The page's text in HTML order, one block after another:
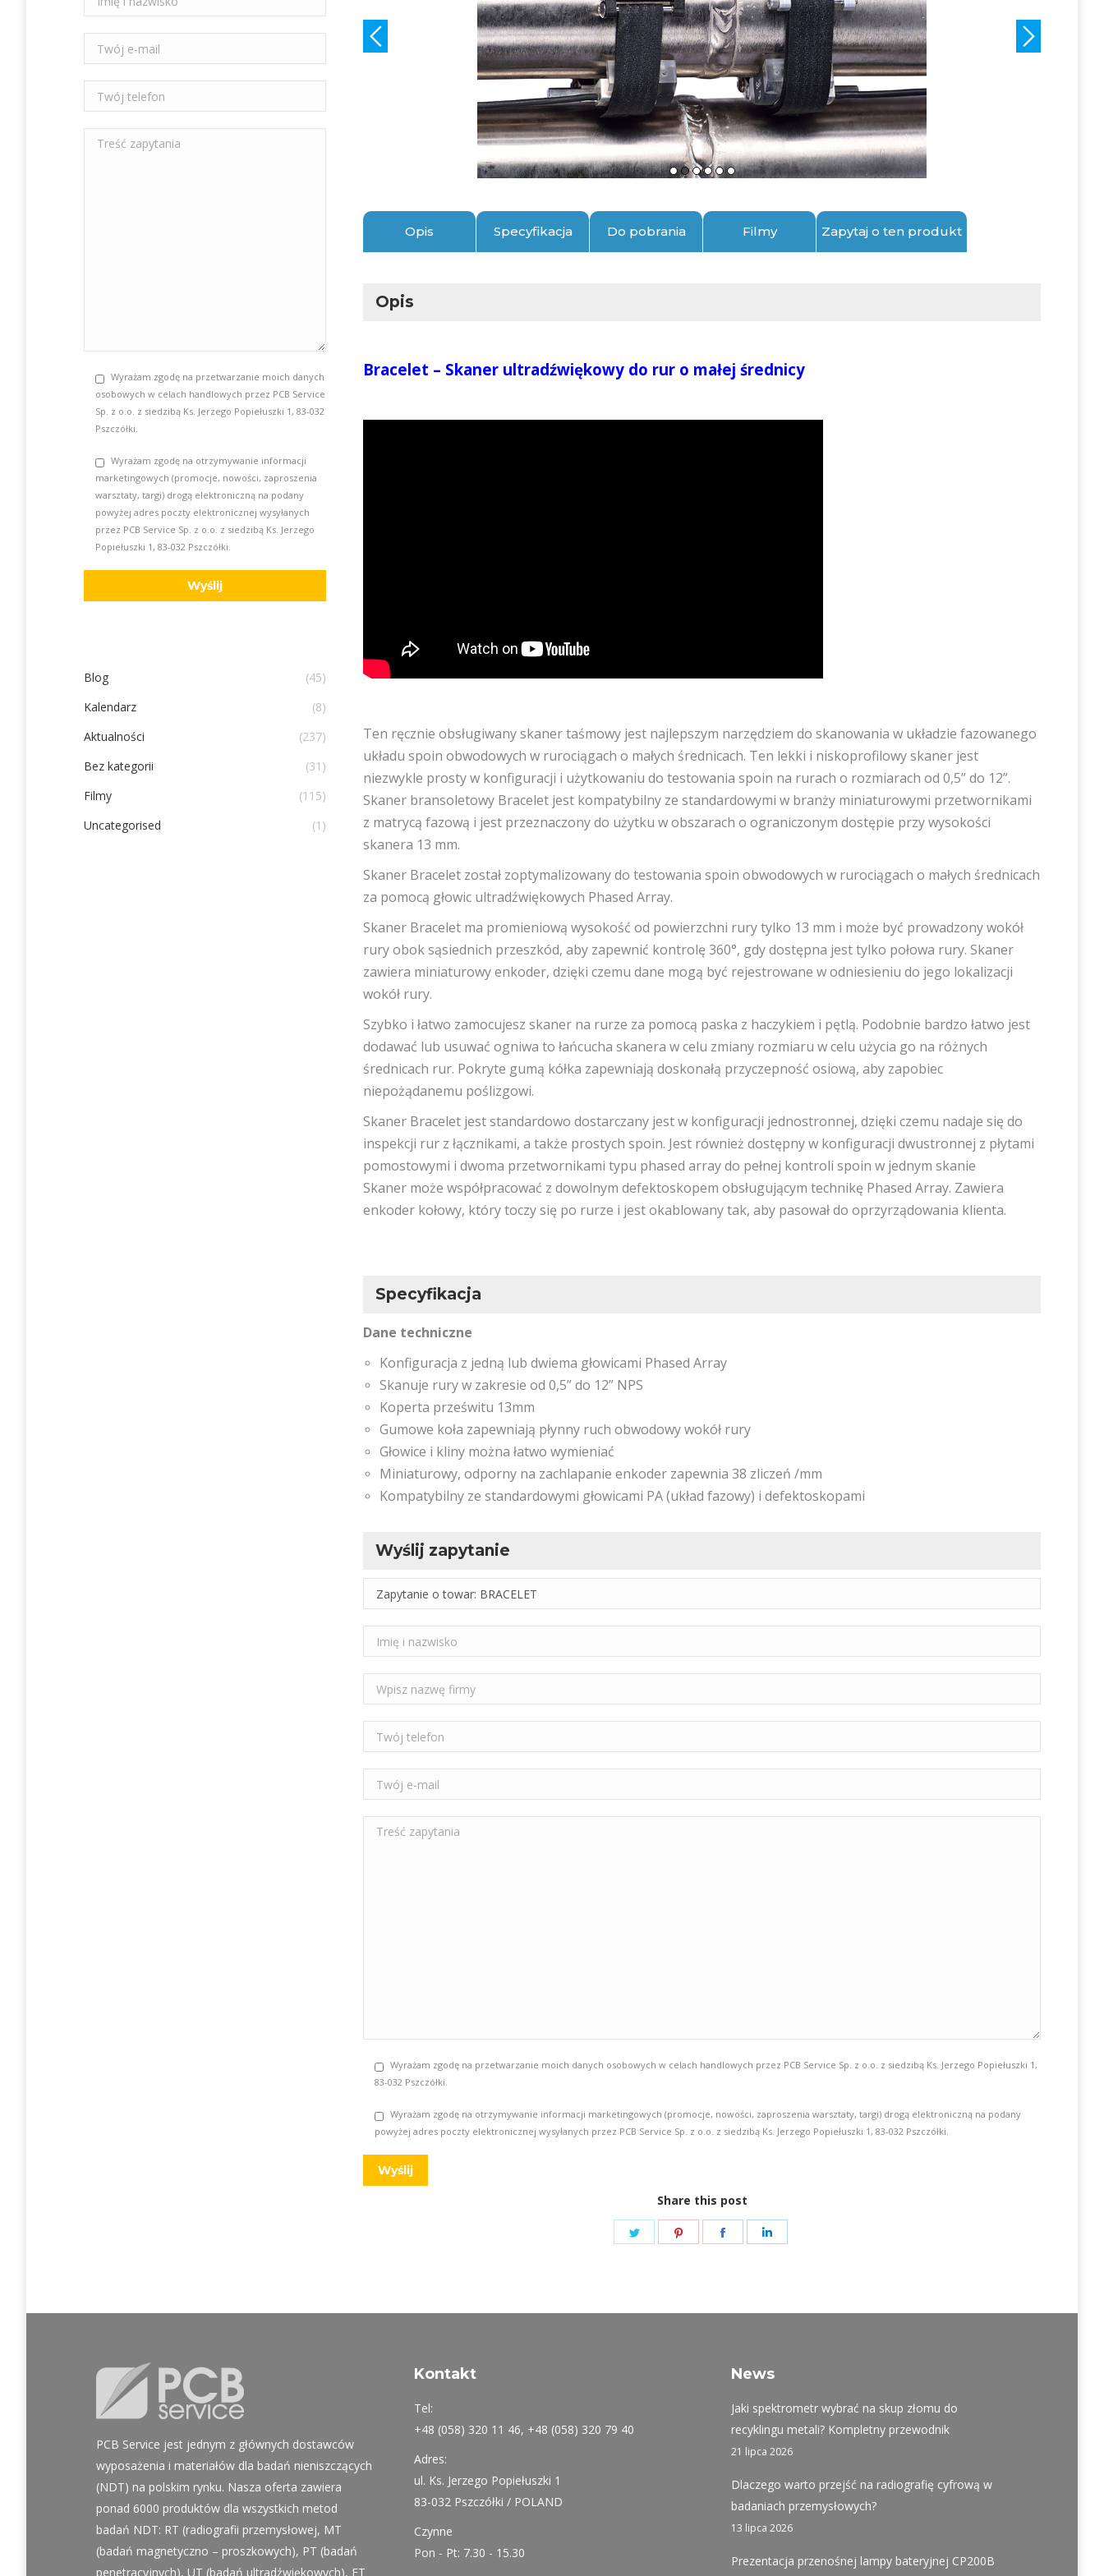
Opis Specyfikacja Do pobrania Filmy Zapytaj o ten produkt
Opis
Bracelet – Skaner ultradźwiękowy do rur o małej średnicy
Ten ręcznie obsługiwany skaner taśmowy jest najlepszym narzędziem do skanowania w układzie fazowanego
układu spoin obwodowych w rurociągach o małych średnicach. Ten lekki i niskoprofilowy skaner jest
niezwykle prosty w konfiguracji i użytkowaniu do testowania spoin na rurach o rozmiarach od 0,5” do 12”.
Skaner bransoletowy Bracelet jest kompatybilny ze standardowymi w branży miniaturowymi przetwornikami
z matrycą fazową i jest przeznaczony do użytku w obszarach o ograniczonym dostępie przy wysokości
skanera 13 mm.
Skaner Bracelet został zoptymalizowany do testowania spoin obwodowych w rurociągach o małych średnicach
za pomocą głowic ultradźwiękowych Phased Array.
Skaner Bracelet ma promieniową wysokość od powierzchni rury tylko 13 mm i może być prowadzony wokół
rury obok sąsiednich przeszkód, aby zapewnić kontrolę 360°, gdy dostępna jest tylko połowa rury. Skaner
zawiera miniaturowy enkoder, dzięki czemu dane mogą być rejestrowane w odniesieniu do jego lokalizacji
wokół rury.
Szybko i łatwo zamocujesz skaner na rurze za pomocą paska z haczykiem i pętlą. Podobnie bardzo łatwo jest
dodawać lub usuwać ogniwa to łańcucha skanera w celu zmiany rozmiaru w celu użycia go na różnych
średnicach rur. Pokryte gumą kółka zapewniają doskonałą przyczepność osiową, aby zapobiec
niepożądanemu poślizgowi.
Skaner Bracelet jest standardowo dostarczany jest w konfiguracji jednostronnej, dzięki czemu nadaje się do
inspekcji rur z łącznikami, a także prostych spoin. Jest również dostępny w konfiguracji dwustronnej z płytami
pomostowymi i dwoma przetwornikami typu phased array do pełnej kontroli spoin w jednym skanie
Skaner może współpracować z dowolnym defektoskopem obsługującym technikę Phased Array. Zawiera
enkoder kołowy, który toczy się po rurze i jest okablowany tak, aby pasował do oprzyrządowania klienta.
Specyfikacja
Dane techniczne
Konfiguracja z jedną lub dwiema głowicami Phased Array
Skanuje rury w zakresie od 0,5” do 12” NPS
Koperta prześwitu 13mm
Gumowe koła zapewniają płynny ruch obwodowy wokół rury
Głowice i kliny można łatwo wymieniać
Miniaturowy, odporny na zachlapanie enkoder zapewnia 38 zliczeń /mm
Kompatybilny ze standardowymi głowicami PA (układ fazowy) i defektoskopami
Wyślij zapytanie
Wyrażam zgodę na przetwarzanie moich danych osobowych w celach handlowych przez PCB Service Sp. z o.o. z siedzibą Ks. Jerzego Popiełuszki 1,
83-032 Pszczółki.
Wyrażam zgodę na otrzymywanie informacji marketingowych (promocje, nowości, zaproszenia warsztaty, targi) drogą elektroniczną na podany
powyżej adres poczty elektronicznej wysyłanych przez PCB Service Sp. z o.o. z siedzibą Ks. Jerzego Popiełuszki 1, 83-032 Pszczółki.
Share this post
Share
Share
Share
Wyrażam zgodę na przetwarzanie moich danych
osobowych w celach handlowych przez PCB Service
Sp. z o.o. z siedzibą Ks. Jerzego Popiełuszki 1, 83-032
Pszczółki.
Wyrażam zgodę na otrzymywanie informacji
marketingowych (promocje, nowości, zaproszenia
warsztaty, targi) drogą elektroniczną na podany
powyżej adres poczty elektronicznej wysyłanych
przez PCB Service Sp. z o.o. z siedzibą Ks. Jerzego
Popiełuszki 1, 83-032 Pszczółki.
Blog
(45)
Kalendarz
(8)
Aktualności
(237)
Bez kategorii
(31)
Filmy
(115)
Uncategorised
(1)
PCB Service jest jednym z głównych dostawców
wyposażenia i materiałów dla badań nieniszczących
(NDT) na polskim rynku. Nasza oferta zawiera
ponad 6000 produktów dla wszystkich metod
badań NDT: RT (radiografii przemysłowej, MT
(badań magnetyczno – proszkowych), PT (badań
penetracyjnych), UT (badań ultradźwiękowych), ET
Kontakt
Tel:
+48 (058) 320 11 46, +48 (058) 320 79 40
Adres:
ul. Ks. Jerzego Popiełuszki 1
83-032 Pszczółki / POLAND
Czynne
Pon - Pt: 7.30 - 15.30
News
Jaki spektrometr wybrać na skup złomu do
recyklingu metali? Kompletny przewodnik
21 lipca 2026
Dlaczego warto przejść na radiografię cyfrową w
badaniach przemysłowych?
13 lipca 2026
Prezentacja przenośnej lampy bateryjnej CP200B